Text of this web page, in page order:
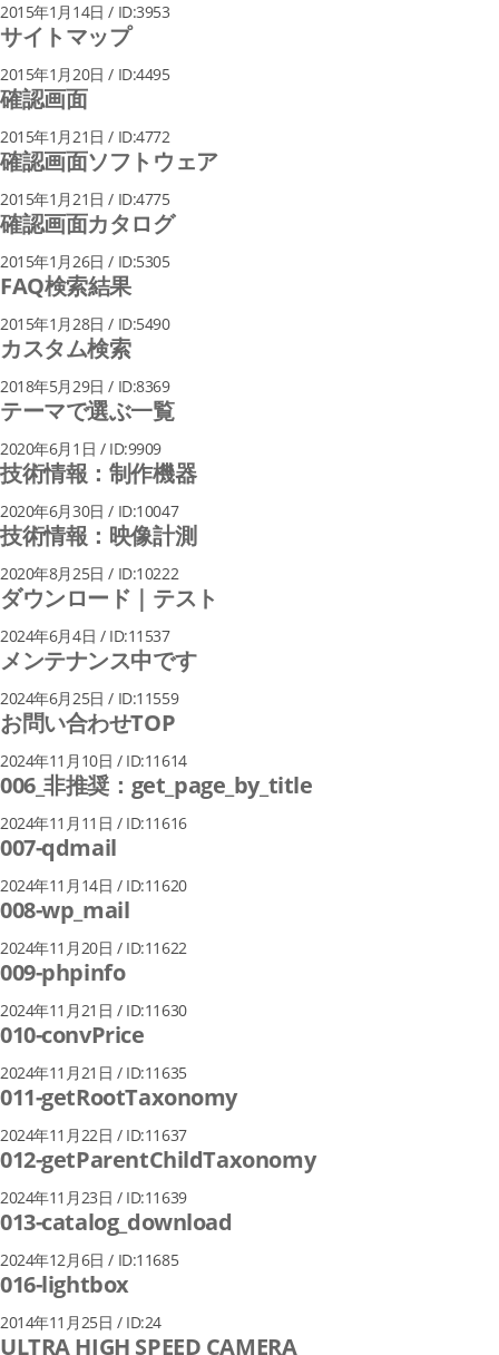
2015年1月14日 / ID:3953
サイトマップ
2015年1月20日 / ID:4495
確認画面
2015年1月21日 / ID:4772
確認画面ソフトウェア
2015年1月21日 / ID:4775
確認画面カタログ
2015年1月26日 / ID:5305
FAQ検索結果
2015年1月28日 / ID:5490
カスタム検索
2018年5月29日 / ID:8369
テーマで選ぶ一覧
2020年6月1日 / ID:9909
技術情報：制作機器
2020年6月30日 / ID:10047
技術情報：映像計測
2020年8月25日 / ID:10222
ダウンロード｜テスト
2024年6月4日 / ID:11537
メンテナンス中です
2024年6月25日 / ID:11559
お問い合わせTOP
2024年11月10日 / ID:11614
006_非推奨：get_page_by_title
2024年11月11日 / ID:11616
007-qdmail
2024年11月14日 / ID:11620
008-wp_mail
2024年11月20日 / ID:11622
009-phpinfo
2024年11月21日 / ID:11630
010-convPrice
2024年11月21日 / ID:11635
011-getRootTaxonomy
2024年11月22日 / ID:11637
012-getParentChildTaxonomy
2024年11月23日 / ID:11639
013-catalog_download
2024年12月6日 / ID:11685
016-lightbox
2014年11月25日 / ID:24
ULTRA HIGH SPEED CAMERA